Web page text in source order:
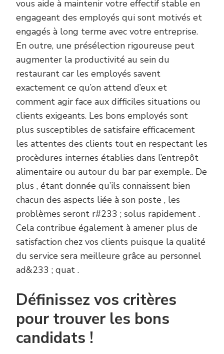
vous aide à maintenir votre effectif stable en
engageant des employés qui sont motivés et
engagés à long terme avec votre entreprise.
En outre, une présélection rigoureuse peut
augmenter la productivité au sein du
restaurant car les employés savent
exactement ce qu’on attend d’eux et
comment agir face aux difficiles situations ou
clients exigeants. Les bons employés sont
plus susceptibles de satisfaire efficacement
les attentes des clients tout en respectant les
procèdures internes établies dans l’entrepôt
alimentaire ou autour du bar par exemple.. De
plus , étant donnée qu’ils connaissent bien
chacun des aspects liée à son poste , les
problèmes seront r#233 ; solus rapidement .
Cela contribue également à amener plus de
satisfaction chez vos clients puisque la qualité
du service sera meilleure grâce au personnel
ad&233 ; quat .
Définissez vos critères
pour trouver les bons
candidats !